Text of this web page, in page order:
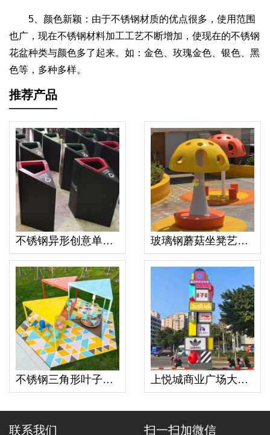
5、颜色新颖：由于不锈钢材质的优点很多，使用范围
也广，现在不锈钢材料加工工艺不断增加，使现在的不锈钢
花盆种类与颜色多了起来。如：金色、玫瑰金色、银色、黑
色等，多种多样。
推荐产品
不锈钢异形创意单独垃圾桶 玻璃钢蘑菇坐凳艺术造型景观不锈钢雕塑摆件
不锈钢三角形叶子造型廊架钢结构景观异形凉亭 上悦城商业广场大型精神堡垒不锈钢标识广告牌
联系我们 扫一扫加微信